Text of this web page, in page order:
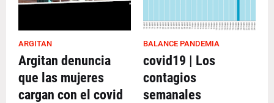
ARGITAN
Argitan denuncia
que las mujeres
cargan con el covid
BALANCE PANDEMIA
covid19 | Los
contagios
semanales